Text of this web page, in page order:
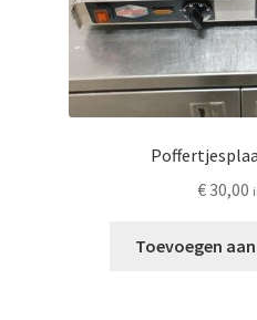
€30,00
Toevoegen